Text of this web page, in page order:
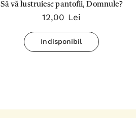
Să vă lustruiesc pantofii, Domnule?
12,00 Lei
Indisponibil